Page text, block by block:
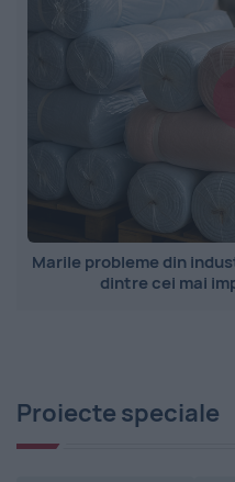
Marile probleme din
dintre cei mai
Proiecte speciale